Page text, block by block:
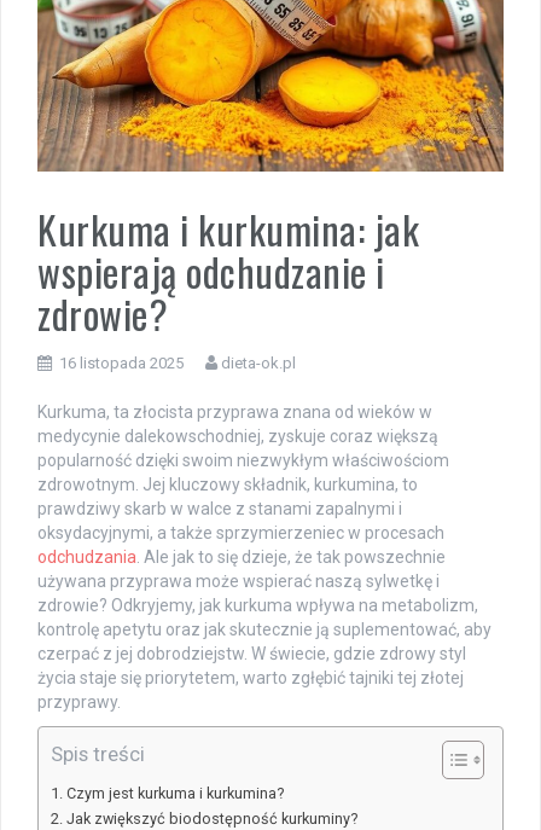
Kurkuma i kurkumina: jak
wspierają odchudzanie i
zdrowie?
16 listopada 2025 dieta-ok.pl
Kurkuma, ta złocista przyprawa znana od wieków w
medycynie dalekowschodniej, zyskuje coraz większą
popularność dzięki swoim niezwykłym właściwościom
zdrowotnym. Jej kluczowy składnik, kurkumina, to
prawdziwy skarb w walce z stanami zapalnymi i
oksydacyjnymi, a także sprzymierzeniec w procesach
odchudzania . Ale jak to się dzieje, że tak powszechnie
używana przyprawa może wspierać naszą sylwetkę i
zdrowie? Odkryjemy, jak kurkuma wpływa na metabolizm,
kontrolę apetytu oraz jak skutecznie ją suplementować, aby
czerpać z jej dobrodziejstw. W świecie, gdzie zdrowy styl
życia staje się priorytetem, warto zgłębić tajniki tej złotej
przyprawy.
Spis treści
Czym jest kurkuma i kurkumina?
Jak zwiększyć biodostępność kurkuminy?